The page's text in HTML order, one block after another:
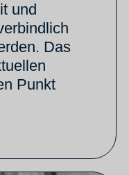
und
Das
Punkt